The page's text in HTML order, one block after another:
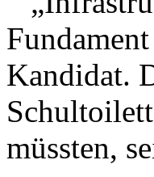
Kandidat.
müssten,